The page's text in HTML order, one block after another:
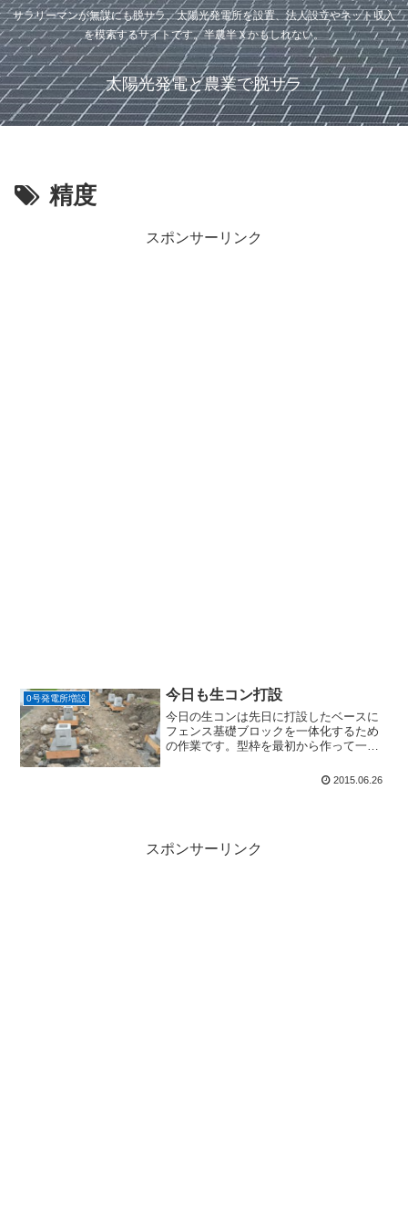
サラリーマンが無謀にも脱サラ、太陽光発電所を設置、法人設立やネット収入
を模索するサイトです。半農半Ｘかもしれない。
太陽光発電と農業で脱サラ
精度
スポンサーリンク
0号発電所増設 今日も生コン打設
今日の生コンは先日に打設したベースに
フェンス基礎ブロックを一体化するため
の作業です。型枠を最初から作って一度
きればよいのですが、DIYのため型枠材や
2015.06.26
スポンサーリンク